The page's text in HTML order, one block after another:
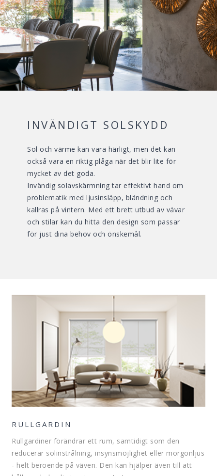
INVÄNDIGT SOLSKYDD
Sol och värme kan vara härligt, men det kan
också vara en riktig plåga när det blir lite för
mycket av det goda.
Invändig solavskärmning tar effektivt hand om
problematik med ljusinsläpp, bländning och
kallras på vintern. Med ett brett utbud av vävar
och stilar kan du hitta den design som passar
för just dina behov och önskemål.
RULLGARDIN
Rullgardiner förändrar ett rum, samtidigt som den
reducerar solinstrålning, insynsmöjlighet eller morgonljus
- helt beroende på väven. Den kan hjälper även till att